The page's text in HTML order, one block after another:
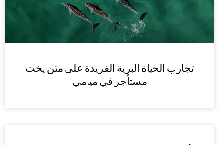
تجارب الحياة البرية الفريدة على متن يخت
مستأجر في ميامي